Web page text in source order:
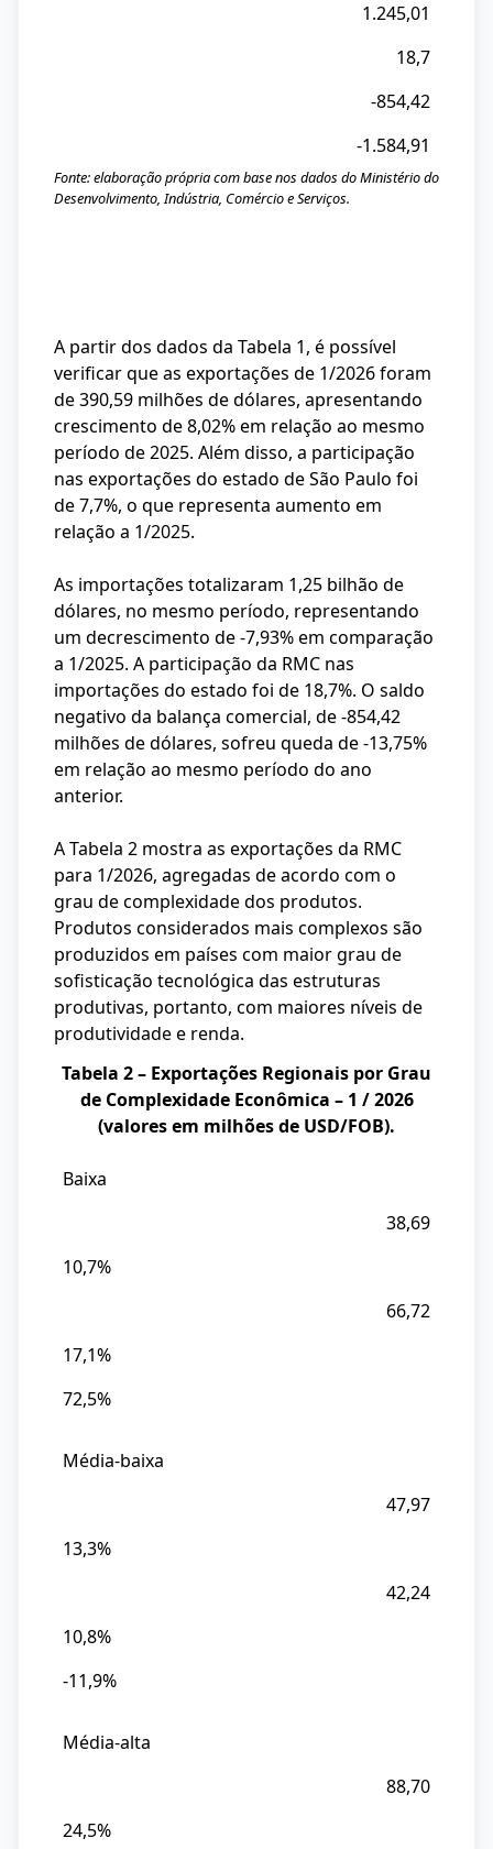
1.245,01
18,7
-854,42
-1.584,91
Fonte: elaboração própria com base nos dados do Ministério do
Desenvolvimento, Indústria, Comércio e Serviços.
A partir dos dados da Tabela 1, é possível
verificar que as exportações de 1/2026 foram
de 390,59 milhões de dólares, apresentando
crescimento de 8,02% em relação ao mesmo
período de 2025. Além disso, a participação
nas exportações do estado de São Paulo foi
de 7,7%, o que representa aumento em
relação a 1/2025.
As importações totalizaram 1,25 bilhão de
dólares, no mesmo período, representando
um decrescimento de -7,93% em comparação
a 1/2025. A participação da RMC nas
importações do estado foi de 18,7%. O saldo
negativo da balança comercial, de -854,42
milhões de dólares, sofreu queda de -13,75%
em relação ao mesmo período do ano
anterior.
A Tabela 2 mostra as exportações da RMC
para 1/2026, agregadas de acordo com o
grau de complexidade dos produtos.
Produtos considerados mais complexos são
produzidos em países com maior grau de
sofisticação tecnológica das estruturas
produtivas, portanto, com maiores níveis de
produtividade e renda.
Tabela 2 – Exportações Regionais por Grau
de Complexidade Econômica – 1 / 2026
(valores em milhões de USD/FOB).
Grau
Valor
25
%
Total
das
do
26
25/26
Baixa
38,69
10,7%
66,72
17,1%
72,5%
Média-baixa
47,97
13,3%
42,24
10,8%
-11,9%
Média-alta
88,70
24,5%